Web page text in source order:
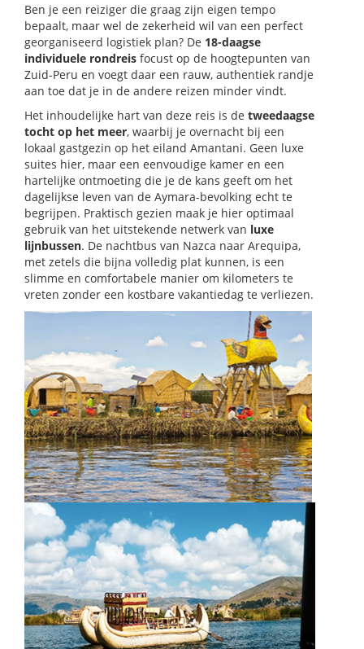
Ben je een reiziger die graag zijn eigen tempo
bepaalt, maar wel de zekerheid wil van een perfect
georganiseerd logistiek plan? De 18-daagse
individuele rondreis focust op de hoogtepunten van
Zuid-Peru en voegt daar een rauw, authentiek randje
aan toe dat je in de andere reizen minder vindt.
Het inhoudelijke hart van deze reis is de tweedaagse
tocht op het meer, waarbij je overnacht bij een
lokaal gastgezin op het eiland Amantani. Geen luxe
suites hier, maar een eenvoudige kamer en een
hartelijke ontmoeting die je de kans geeft om het
dagelijkse leven van de Aymara-bevolking echt te
begrijpen. Praktisch gezien maak je hier optimaal
gebruik van het uitstekende netwerk van luxe
lijnbussen. De nachtbus van Nazca naar Arequipa,
met zetels die bijna volledig plat kunnen, is een
slimme en comfortabele manier om kilometers te
vreten zonder een kostbare vakantiedag te verliezen.